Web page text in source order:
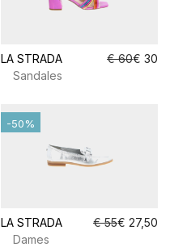
LA STRADA € 60€ 30
Sandales
LA STRADA € 55€ 27,50
Dames
-50%